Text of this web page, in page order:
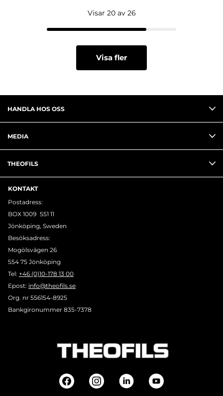
Visar 20 av 26
Visa fler
HANDLA HOS OSS
MEDIA
THEOFILS
KONTAKT
Postadress:
BOX 1009 551 11
Jönköping, Sweden
Besöksadress:
Mogölsvägen 26
554 75 Jönköping
Tel: +46 (0)10-178 13 00
Epost: info@theofils.se
Org. nr 556154-8925
Bankgironummer 835-7378